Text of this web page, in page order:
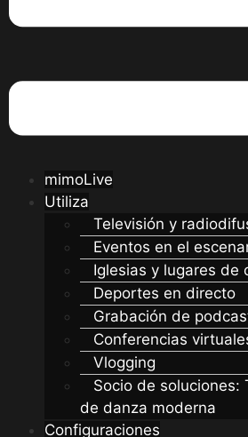
mimoLive
Utiliza
Televisión y
Eventos en el
Iglesias y lugares de
Deportes en directo
Grabación de
Conferencias
Vlogging
Socio de soluciones:
de danza moderna
Configuraciones